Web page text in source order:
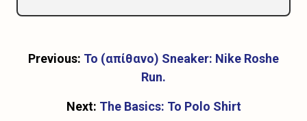
Previous: Το (απίθανο) Sneaker: Nike Roshe
Run.
Next: The Basics: Το Polo Shirt